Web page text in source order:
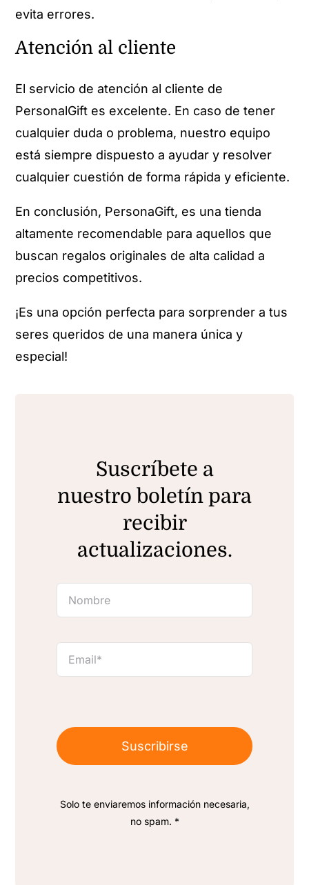
evita errores.
Atención al cliente
El servicio de atención al cliente de
PersonalGift es excelente. En caso de tener
cualquier duda o problema, nuestro equipo
está siempre dispuesto a ayudar y resolver
cualquier cuestión de forma rápida y eficiente.
En conclusión, PersonaGift, es una tienda
altamente recomendable para aquellos que
buscan regalos originales de alta calidad a
precios competitivos.
¡Es una opción perfecta para sorprender a tus
seres queridos de una manera única y
especial!
Suscríbete a
nuestro boletín para
recibir
actualizaciones.
Suscribirse
Solo te enviaremos información necesaria,
no spam. *